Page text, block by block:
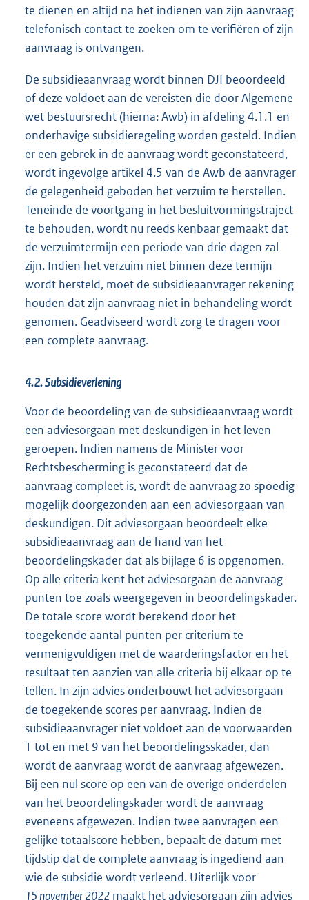
te dienen en altijd na het indienen van zijn aanvraag
telefonisch contact te zoeken om te verifiëren of zijn
aanvraag is ontvangen.
De subsidieaanvraag wordt binnen DJI beoordeeld
of deze voldoet aan de vereisten die door Algemene
wet bestuursrecht (hierna: Awb) in afdeling 4.1.1 en
onderhavige subsidieregeling worden gesteld. Indien
er een gebrek in de aanvraag wordt geconstateerd,
wordt ingevolge artikel 4.5 van de Awb de aanvrager
de gelegenheid geboden het verzuim te herstellen.
Teneinde de voortgang in het besluitvormingstraject
te behouden, wordt nu reeds kenbaar gemaakt dat
de verzuimtermijn een periode van drie dagen zal
zijn. Indien het verzuim niet binnen deze termijn
wordt hersteld, moet de subsidieaanvrager rekening
houden dat zijn aanvraag niet in behandeling wordt
genomen. Geadviseerd wordt zorg te dragen voor
een complete aanvraag.
4.2. Subsidieverlening
Voor de beoordeling van de subsidieaanvraag wordt
een adviesorgaan met deskundigen in het leven
geroepen. Indien namens de Minister voor
Rechtsbescherming is geconstateerd dat de
aanvraag compleet is, wordt de aanvraag zo spoedig
mogelijk doorgezonden aan een adviesorgaan van
deskundigen. Dit adviesorgaan beoordeelt elke
subsidieaanvraag aan de hand van het
beoordelingskader dat als bijlage 6 is opgenomen.
Op alle criteria kent het adviesorgaan de aanvraag
punten toe zoals weergegeven in beoordelingskader.
De totale score wordt berekend door het
toegekende aantal punten per criterium te
vermenigvuldigen met de waarderingsfactor en het
resultaat ten aanzien van alle criteria bij elkaar op te
tellen. In zijn advies onderbouwt het adviesorgaan
de toegekende scores per aanvraag. Indien de
subsidieaanvrager niet voldoet aan de voorwaarden
1 tot en met 9 van het beoordelingsskader, dan
wordt de aanvraag wordt de aanvraag afgewezen.
Bij een nul score op een van de overige onderdelen
van het beoordelingskader wordt de aanvraag
eveneens afgewezen. Indien twee aanvragen een
gelijke totaalscore hebben, bepaalt de datum met
tijdstip dat de complete aanvraag is ingediend aan
wie de subsidie wordt verleend. Uiterlijk voor
15 november 2022 maakt het adviesorgaan zijn advies